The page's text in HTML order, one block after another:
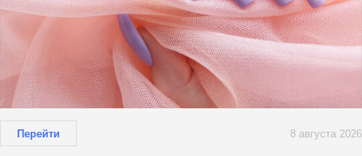
Перейти 8 августа 2026